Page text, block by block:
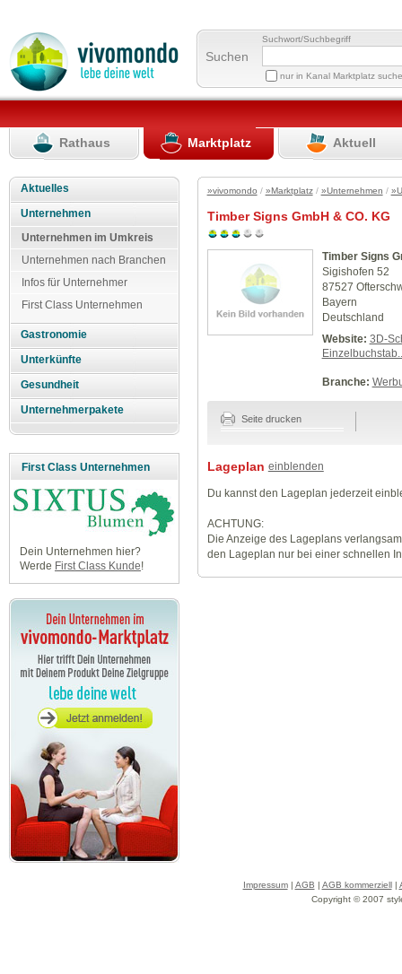
Suchen
Suchwort/Suchbegriff
nur in Kanal Marktplatz
Rathaus Marktplatz Aktuell
Aktuelles
Unternehmen
Unternehmen im Umkreis
Unternehmen nach Branchen
Infos für Unternehmer
First Class Unternehmen
Gastronomie
Unterkünfte
Gesundheit
Unternehmerpakete
First Class Unternehmen
Dein Unternehmen hier?
Werde First Class Kunde!
»vivomondo / »Marktplatz/ »Unternehmen /
Timber Signs GmbH & CO. KG
Timber Signs
Sigishofen 52
87527
Bayern
Deutschland
Website: 3D-
Branche:
Seite drucken
Lageplan einblenden
Du kannst den Lageplan jederzeit
ACHTUNG:
Die Anzeige des Lageplans
den Lageplan nur bei einer schnellen
Impressum| AGB | AGB kommerziell|
Copyright © 2007